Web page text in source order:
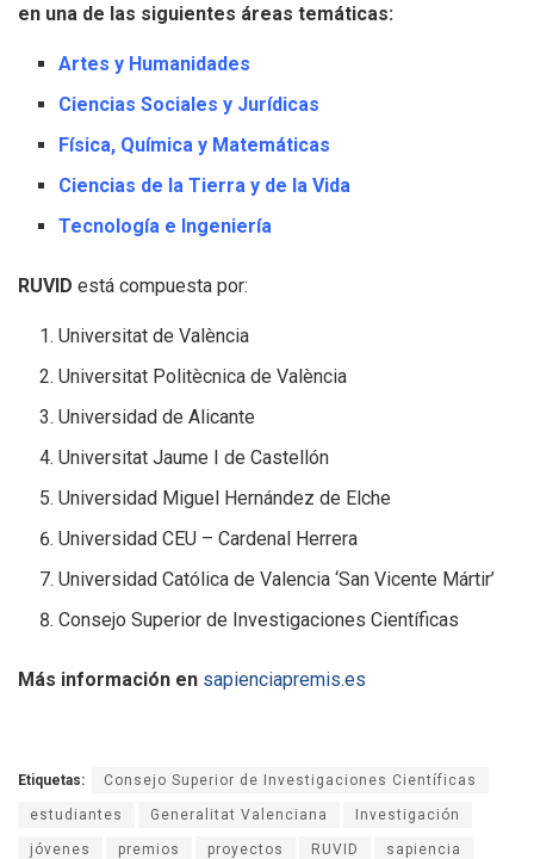
en una de las siguientes áreas temáticas:
Artes y Humanidades
Ciencias Sociales y Jurídicas
Física, Química y Matemáticas
Ciencias de la Tierra y de la Vida
Tecnología e Ingeniería
RUVID está compuesta por:
Universitat de València
Universitat Politècnica de València
Universidad de Alicante
Universitat Jaume I de Castellón
Universidad Miguel Hernández de Elche
Universidad CEU – Cardenal Herrera
Universidad Católica de Valencia ‘San Vicente Mártir’
Consejo Superior de Investigaciones Científicas
Más información en sapienciapremis.es
Etiquetas: Consejo Superior de Investigaciones Científicas
estudiantes Generalitat Valenciana Investigación
jóvenes premios proyectos RUVID sapiencia